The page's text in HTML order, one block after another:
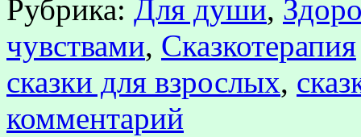
Рубрика: Для души,
чувствами, Сказкотерапия
сказки для взрослых,
комментарий